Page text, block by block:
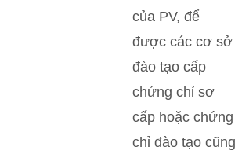
của PV, để
được các cơ sở
đào tạo cấp
chứng chỉ sơ
cấp hoặc chứng
chỉ đào tạo cũng